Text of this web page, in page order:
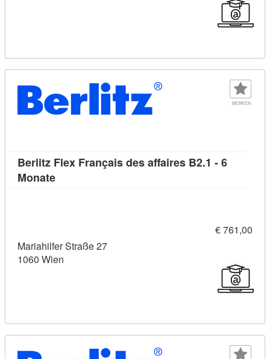
MERKEN
Berlitz Flex Français des affaires B2.1 - 6
MonateKursdetail: Berlitz Flex Français des affaires
€ 761,00
Mariahilfer Straße 27
1060 Wien